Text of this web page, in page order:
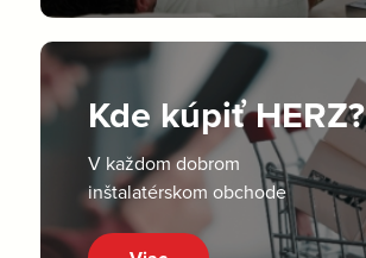
Kde kúpiť HERZ?
V každom dobrom
inštalatérskom obchode